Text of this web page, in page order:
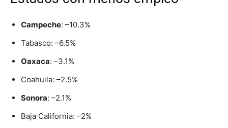
Campeche: –10.3%
Tabasco: –6.5%
Oaxaca: –3.1%
Coahuila: –2.5%
Sonora: –2.1%
Baja California: –2%